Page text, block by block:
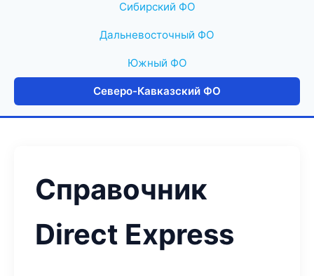
Сибирский ФО
Дальневосточный ФО
Южный ФО
Северо-Кавказский ФО
Справочник
Direct Express